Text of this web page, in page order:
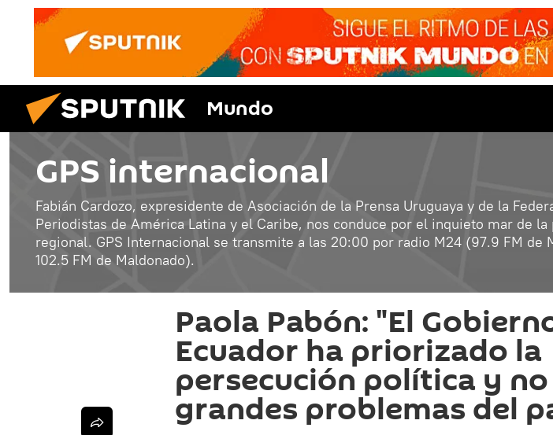
Mundo
GPS internacional
Fabián Cardozo, expresidente de Asociación de la Prensa Uruguaya y de la
Periodistas de América Latina y el Caribe, nos conduce por el inquieto mar de la
regional. GPS Internacional se transmite a las 20:00 por radio M24 (97.9 FM de
102.5 FM de Maldonado).
Paola Pabón: "El
Ecuador ha priorizado la
persecución política y
grandes problemas del